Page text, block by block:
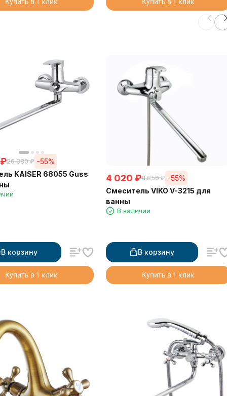
₽26 380 ₽ -55%
KAISER 68055 Guss
В корзину
Купить в 1 клик
4 020 ₽8 850 ₽ -55%
Смеситель VIKO V-3215 для
ванны
В наличии
В корзину
Купить в 1 клик